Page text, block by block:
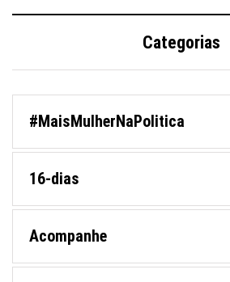
Categorias
#MaisMulherNaPolitica
16-dias
Acompanhe